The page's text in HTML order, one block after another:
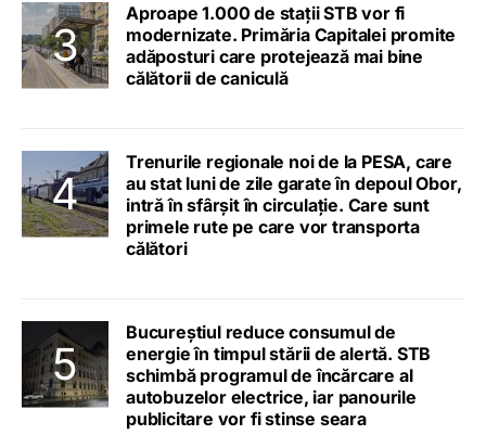
Aproape 1.000 de stații STB vor fi
modernizate. Primăria Capitalei promite
adăposturi care protejează mai bine
călătorii de caniculă
Trenurile regionale noi de la PESA, care
au stat luni de zile garate în depoul Obor,
intră în sfârșit în circulație. Care sunt
primele rute pe care vor transporta
călători
Bucureștiul reduce consumul de
energie în timpul stării de alertă. STB
schimbă programul de încărcare al
autobuzelor electrice, iar panourile
publicitare vor fi stinse seara